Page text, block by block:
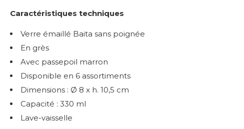
Caractéristiques techniques
Verre émaillé Baita sans poignée
En grès
Avec passepoil marron
Disponible en 6 assortiments
Dimensions : Ø 8 x h. 10,5 cm
Capacité : 330 ml
Lave-vaisselle